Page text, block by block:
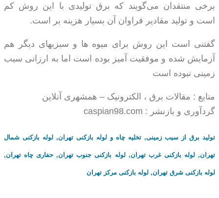
برخی منتقدان می‌گویند که برق تولیدی با این روش کم
است و تولید مقادیر فراوان آن بسیار هزینه بر است.
گفتنی است این روش برای میوه ها و سبزیهای دیگر هم
آزمایش شده و موفقیت آمیز بوده است اما به ارزانی سیب
زمینی نبوده است
منابع : مقالات برق ، الکترونیک – همشهری آنلاین
گردآوری و بازنشر : caspian98.com
تولید برق از سیب زمینی, تخلیه چاه و لوله بازکنی تهران, لوله بازکنی شمال
تهران,لوله بازکنی غرب تهران,لوله بازکنی جنوب تهران, حفاری چاه تهران,
لوله بازکنی شرق تهران, لوله بازکنی مرکز تهران